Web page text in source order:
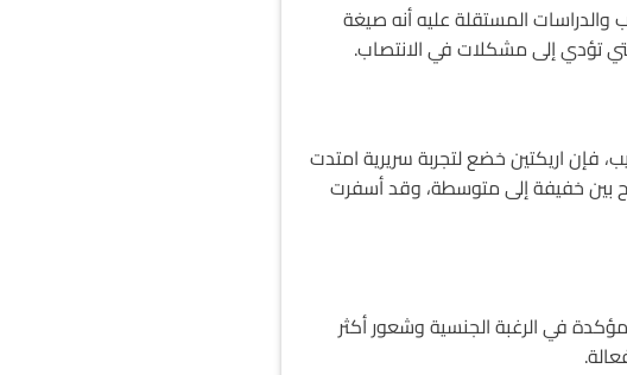
والدراسات المستقلة عليه أنه صيغة
تؤدي إلى مشكلات في الانتصاب.
اريكتين خضع لتجربة سريرية امتدت
تتراوح بين خفيفة إلى متوسطة، وقد أسفرت
في الرغبة الجنسية وشعور أكثر